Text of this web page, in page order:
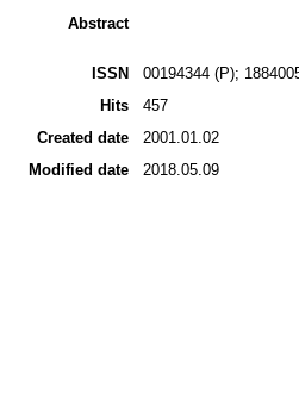
Abstract
ISSN
00194344 (P);
Hits
457
Created date
2001.01.02
Modified date
2018.05.09